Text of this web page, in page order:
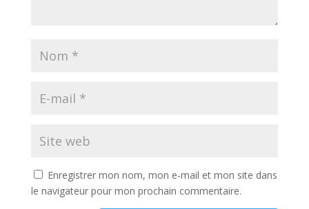
Enregistrer mon nom, mon e-mail et mon site dans
le navigateur pour mon prochain commentaire.